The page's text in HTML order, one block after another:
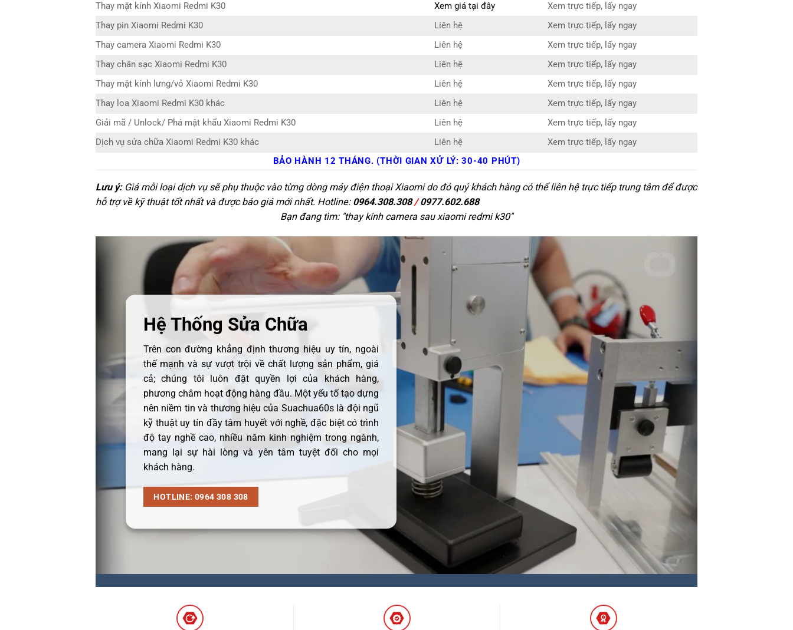
Thay mặt kính Xiaomi Redmi K30
Xem giá tại đây
Xem trực tiếp, lấy ngay
Thay pin Xiaomi Redmi K30
Liên hệ
Xem trực tiếp, lấy ngay
Thay camera Xiaomi Redmi K30
Liên hệ
Xem trực tiếp, lấy ngay
Thay chân sạc Xiaomi Redmi K30
Liên hệ
Xem trực tiếp, lấy ngay
Thay mặt kính lưng/vỏ Xiaomi Redmi K30
Liên hệ
Xem trực tiếp, lấy ngay
Thay loa Xiaomi Redmi K30 khác
Liên hệ
Xem trực tiếp, lấy ngay
Giải mã / Unlock/ Phá mật khẩu Xiaomi Redmi K30
Liên hệ
Xem trực tiếp, lấy ngay
Dịch vụ sửa chữa Xiaomi Redmi K30 khác
Liên hệ
Xem trực tiếp, lấy ngay
BẢO HÀNH 12 THÁNG. (THỜI GIAN XỬ LÝ: 30-40 PHÚT)
Lưu ý:Giá mỗi loại dịch vụ sẽ phụ thuộc vào từng dòng máy điện thoại Xiaomi do đó quý khách hàng có thể liên hệ trực tiếp trung tâm để được
hỗ trợ về kỹ thuật tốt nhất và được báo giá mới nhất. Hotline: 0964.308.308/0977.602.688
Bạn đang tìm: "thay kính camera sau xiaomi redmi k30"
Hệ Thống Sửa Chữa
Trên con đường khẳng định thương hiệu uy tín, ngoài
thế mạnh và sự vượt trội về chất lượng sản phẩm, giá
cả; chúng tôi luôn đặt quyền lợi của khách hàng,
phương châm hoạt động hàng đầu. Một yếu tố tạo dựng
nên niềm tin và thương hiệu của Suachua60s là đội ngũ
kỹ thuật uy tín đầy tâm huyết với nghề, đặc biệt có trình
độ tay nghề cao, nhiều năm kinh nghiệm trong ngành,
mang lại sự hài lòng và yên tâm tuyệt đối cho mọi
khách hàng.
HOTLINE: 0964 308 308